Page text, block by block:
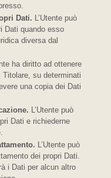
Dati. L’Utente può
Dati quando esso
diversa dal
ha diritto ad ottenere
su determinati
una copia dei Dati
L’Utente può
Dati e richiederne
L’Utente può
dei propri Dati.
i Dati per alcun altro